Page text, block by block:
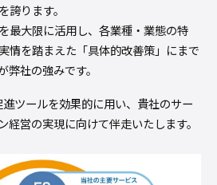
誇ります。
最大限に活用し、各業種・業態の特
情を踏まえた「具体的改善策」にまで
社の強みです。
ツールを効果的に用い、貴社のサー
経営の実現に向けて伴走いたします。